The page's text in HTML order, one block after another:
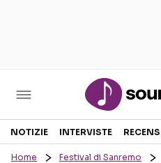
Sezioni
NOTIZIE INTERVISTE
Home Festival di Sanremo